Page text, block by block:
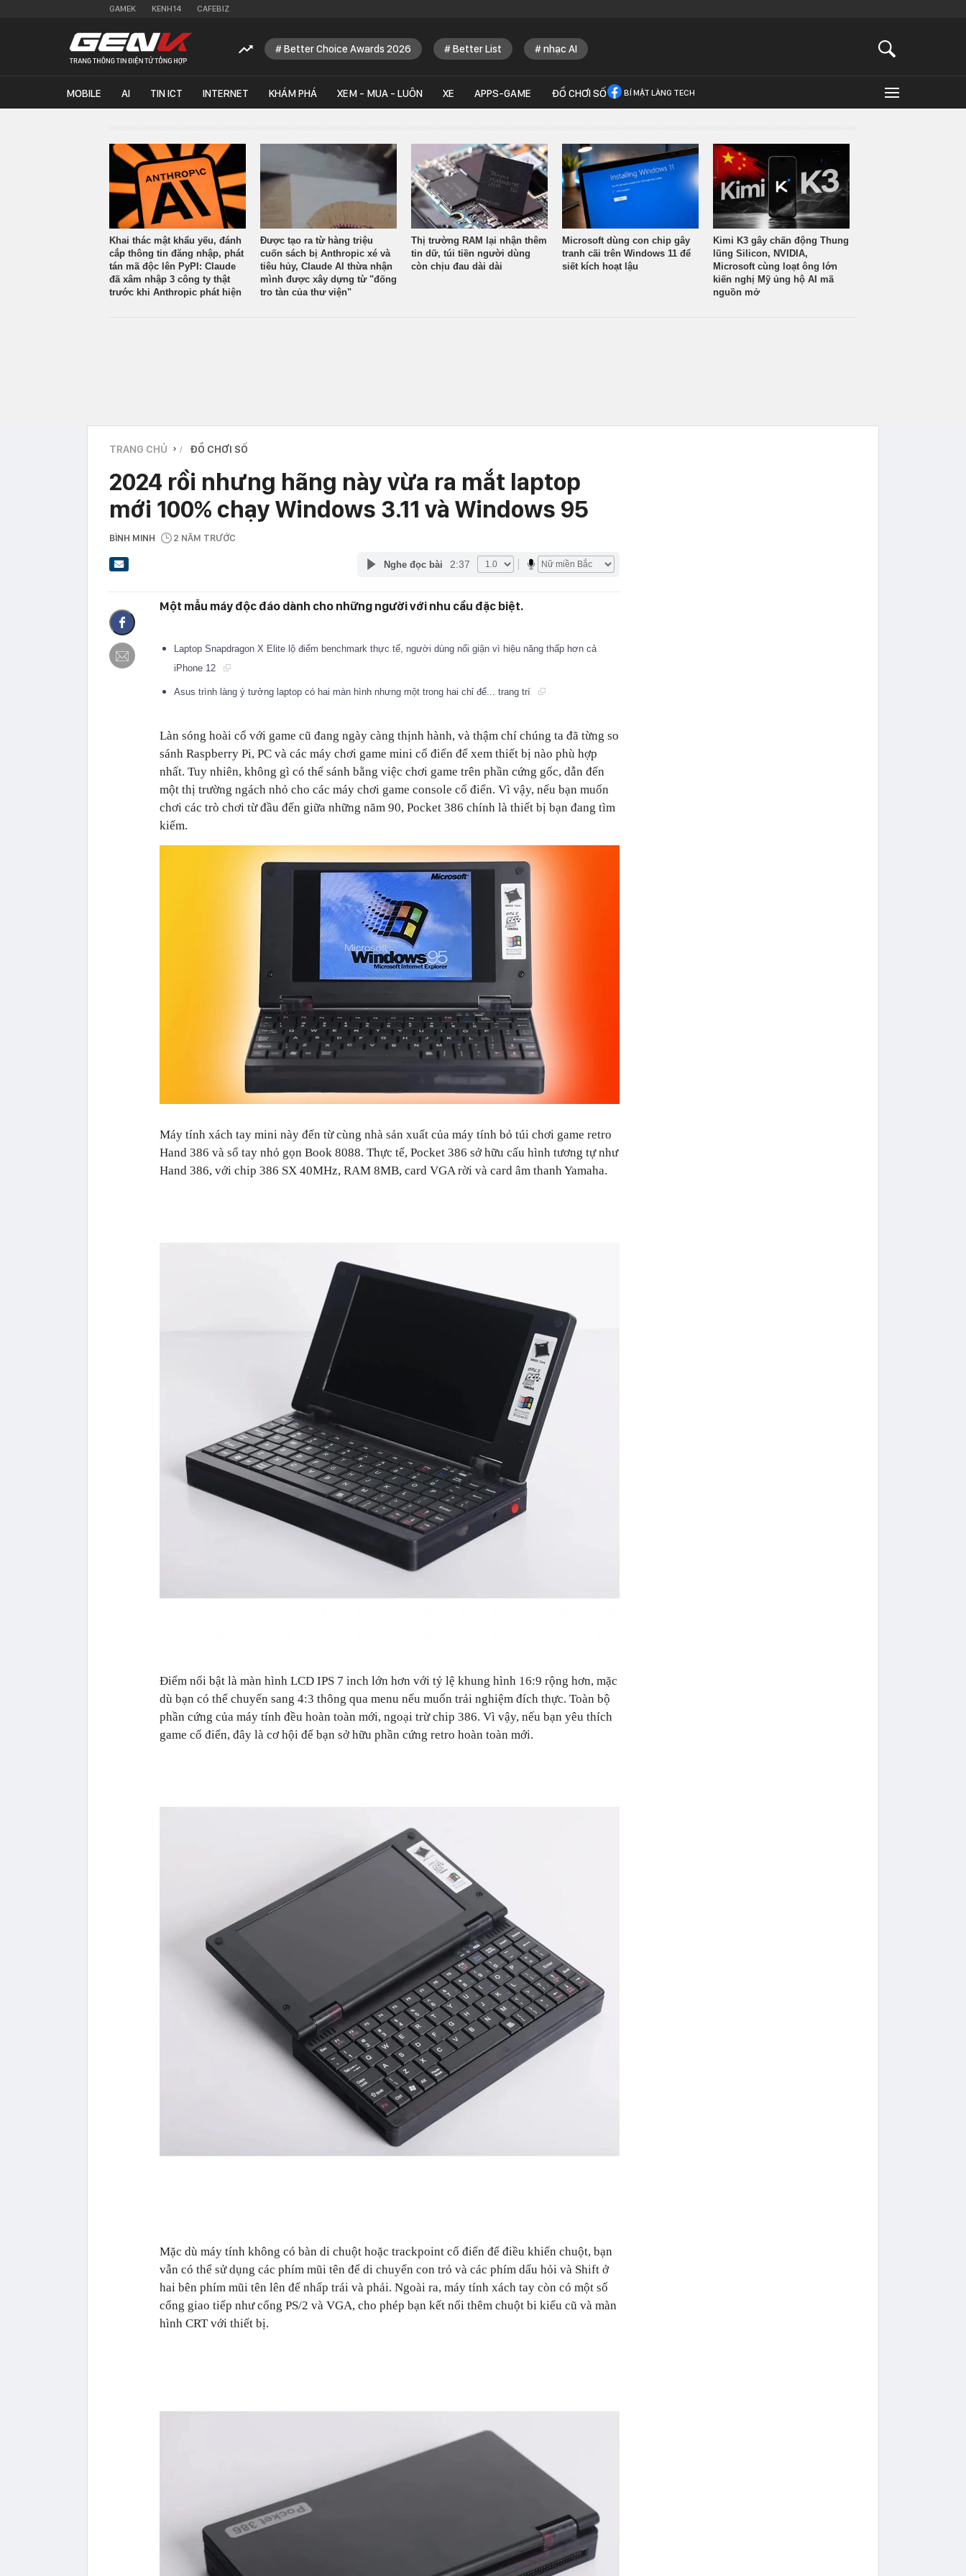
GAMEK KENH14 CAFEBIZ
Better Choice Awards 2026 Better List nhạc AI
MOBILE AI TIN ICT INTERNET KHÁM PHÁ XEM - MUA - LUÔN XE APPS-GAME ĐỒ CHƠI SỐ BÍ MẬT LÀNG TECH
Khai thác mật khẩu yếu, đánh
cắp thông tin đăng nhập, phát
tán mã độc lên PyPI: Claude
đã xâm nhập 3 công ty thật
trước khi Anthropic phát hiện
Được tạo ra từ hàng triệu
cuốn sách bị Anthropic xé và
tiêu hủy, Claude AI thừa nhận
mình được xây dựng từ "đống
tro tàn của thư viện"
Thị trường RAM lại nhận thêm
tin dữ, túi tiền người dùng
còn chịu đau dài dài
Microsoft dùng con chip gây
tranh cãi trên Windows 11 để
siết kích hoạt lậu
Kimi K3 gây chấn động Thung
lũng Silicon, NVIDIA,
Microsoft cùng loạt ông lớn
kiến nghị Mỹ ủng hộ AI mã
nguồn mở
TRANG CHỦ › ĐỒ CHƠI SỐ
2024 rồi nhưng hãng này vừa ra mắt laptop
mới 100% chạy Windows 3.11 và Windows 95
BÌNH MINH 2 NĂM TRƯỚC
Nghe đọc bài 2:37
Một mẫu máy độc đáo dành cho những người với nhu cầu đặc biệt.
Laptop Snapdragon X Elite lộ điểm benchmark thực tế, người dùng nổi giận vì hiệu năng thấp hơn cả
iPhone 12
Asus trình làng ý tưởng laptop có hai màn hình nhưng một trong hai chỉ để... trang trí
Làn sóng hoài cổ với game cũ đang ngày càng thịnh hành, và thậm chí chúng ta đã từng so
sánh Raspberry Pi, PC và các máy chơi game mini cổ điển để xem thiết bị nào phù hợp
nhất. Tuy nhiên, không gì có thể sánh bằng việc chơi game trên phần cứng gốc, dẫn đến
một thị trường ngách nhỏ cho các máy chơi game console cổ điển. Vì vậy, nếu bạn muốn
chơi các trò chơi từ đầu đến giữa những năm 90, Pocket 386 chính là thiết bị bạn đang tìm
kiếm.
Máy tính xách tay mini này đến từ cùng nhà sản xuất của máy tính bỏ túi chơi game retro
Hand 386 và sổ tay nhỏ gọn Book 8088. Thực tế, Pocket 386 sở hữu cấu hình tương tự như
Hand 386, với chip 386 SX 40MHz, RAM 8MB, card VGA rời và card âm thanh Yamaha.
Điểm nổi bật là màn hình LCD IPS 7 inch lớn hơn với tỷ lệ khung hình 16:9 rộng hơn, mặc
dù bạn có thể chuyển sang 4:3 thông qua menu nếu muốn trải nghiệm đích thực. Toàn bộ
phần cứng của máy tính đều hoàn toàn mới, ngoại trừ chip 386. Vì vậy, nếu bạn yêu thích
game cổ điển, đây là cơ hội để bạn sở hữu phần cứng retro hoàn toàn mới.
Mặc dù máy tính không có bàn di chuột hoặc trackpoint cổ điển để điều khiển chuột, bạn
vẫn có thể sử dụng các phím mũi tên để di chuyển con trỏ và các phím dấu hỏi và Shift ở
hai bên phím mũi tên lên để nhấp trái và phải. Ngoài ra, máy tính xách tay còn có một số
cổng giao tiếp như cổng PS/2 và VGA, cho phép bạn kết nối thêm chuột bi kiểu cũ và màn
hình CRT với thiết bị.